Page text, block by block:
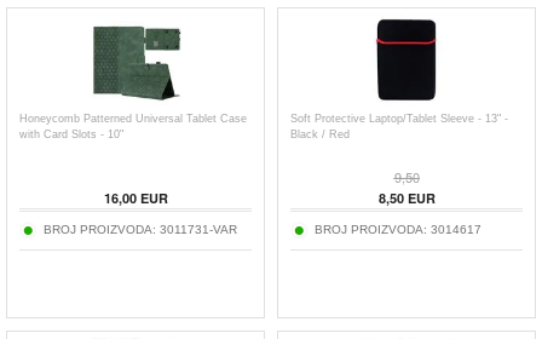
Honeycomb Patterned Universal Tablet Case
with Card Slots - 10"
16,00EUR
BROJ PROIZVODA: 3011731-VAR
Soft Protective Laptop/Tablet Sleeve - 13" -
Black / Red
9,50
8,50EUR
BROJ PROIZVODA: 3014617